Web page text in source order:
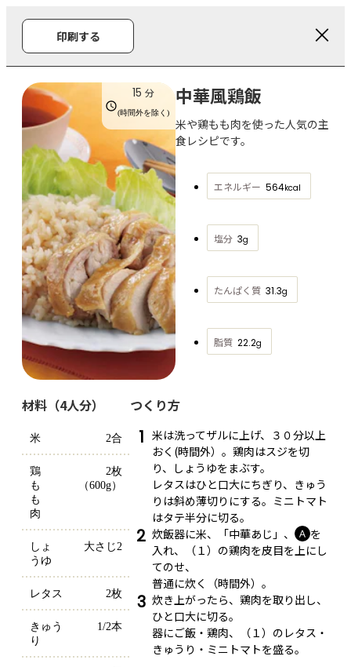
印刷する
15 分
(時間外を除く)
中華風鶏飯
米や鶏もも肉を使った人気の主
食レシピです。
エネルギー 564kcal
塩分 3g
たんぱく質 31.3g
脂質 22.2g
材料（4人分）
米 2合
鶏
も
も
肉
2枚
（600g）
しょ
うゆ
大さじ2
レタス 2枚
きゅう
り
1/2本
つくり方
1 米は洗ってザルに上げ、３０分以上
おく(時間外）。鶏肉はスジを切
り、しょうゆをまぶす。
レタスはひと口大にちぎり、きゅう
りは斜め薄切りにする。ミニトマト
はタテ半分に切る。
2 炊飯器に米、「中華あじ」、 Ａ を
入れ、（１）の鶏肉を皮目を上にし
てのせ、
普通に炊く（時間外）。
3 炊き上がったら、鶏肉を取り出し、
ひと口大に切る。
器にご飯・鶏肉、（１）のレタス・
きゅうり・ミニトマトを盛る。